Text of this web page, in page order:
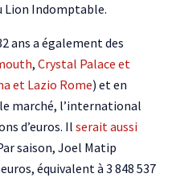
Lion Indomptable.
ans a également des
, Crystal Palace et
et Lazio Rome) et en
le marché, l’international
d’euros. Il serait aussi
saison, Joel Matip
équivalent à 3 848 537